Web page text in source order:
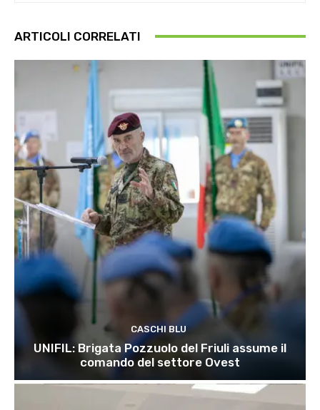
ARTICOLI CORRELATI
CASCHI BLU
UNIFIL: Brigata Pozzuolo del Friuli assume il
comando del settore Ovest